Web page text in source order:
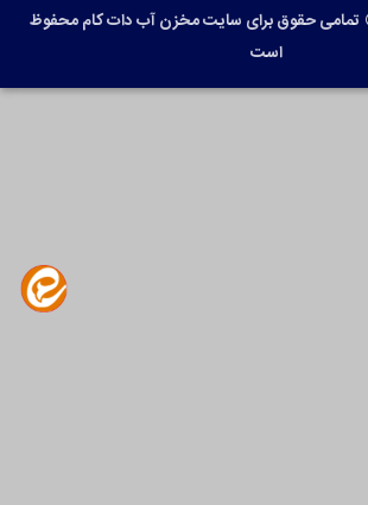
تمامی حقوق برای سایت مخزن آب دات کام محفوظ
است